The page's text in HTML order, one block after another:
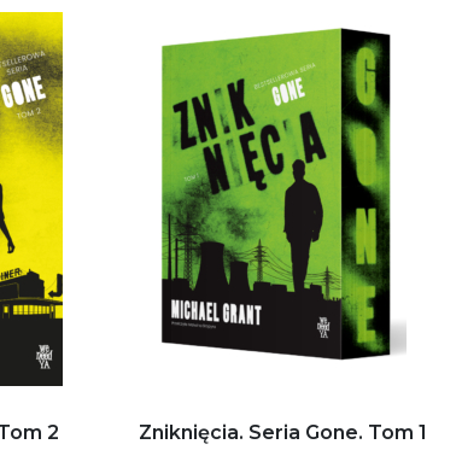
2 Zniknięcia. Seria Gone. Tom 1